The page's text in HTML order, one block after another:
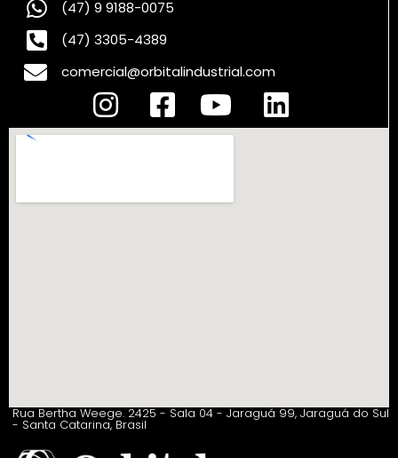
(47) 9 9188-0075
(47) 3305-4389
comercial@orbitalindustrial.com
Rua Bertha Weege. 2425 - Sala 04 - Jaraguá 99, Jaraguá do Sul
- Santa Catarina, Brasil